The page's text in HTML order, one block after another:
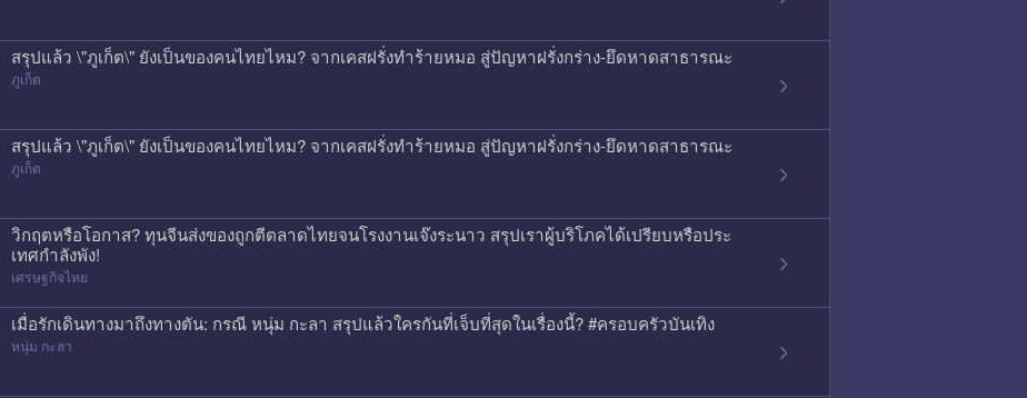
สรุปแล้ว \"ภูเก็ต\" ยังเป็นของคนไทยไหม? จากเคสฝรั่งทำร้ายหมอ สู่ปัญหาฝรั่งกร่าง-ยึดหาดสาธารณะ
ภูเก็ต
สรุปแล้ว \"ภูเก็ต\" ยังเป็นของคนไทยไหม? จากเคสฝรั่งทำร้ายหมอ สู่ปัญหาฝรั่งกร่าง-ยึดหาดสาธารณะ
ภูเก็ต
วิกฤตหรือโอกาส? ทุนจีนส่งของถูกตีตลาดไทยจนโรงงานเจ๊งระนาว สรุปเราผู้บริโภคได้เปรียบหรือประ
เทศกำลังพัง!
เศรษฐกิจไทย
เมื่อรักเดินทางมาถึงทางตัน: กรณี หนุ่ม กะลา สรุปแล้วใครกันที่เจ็บที่สุดในเรื่องนี้? #ครอบครัวบันเทิง
หนุ่ม กะลา